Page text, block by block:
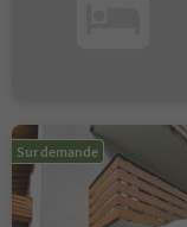
Sur demande